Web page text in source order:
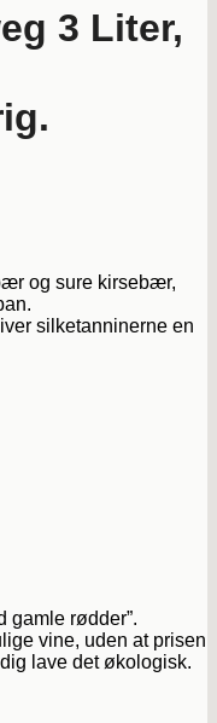
3 Liter,
og sure kirsebær,
silketanninerne en
gamle rødder”.
vine, uden at prisen
lave det økologisk.